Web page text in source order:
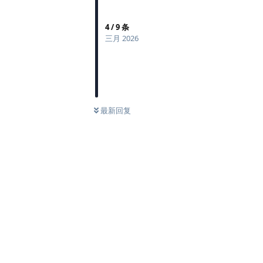
4/9条
三月 2026
最新回复